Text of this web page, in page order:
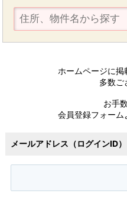
ホームページに掲
多数ご
お手
会員登録フォーム
メールアドレス（ログインID）